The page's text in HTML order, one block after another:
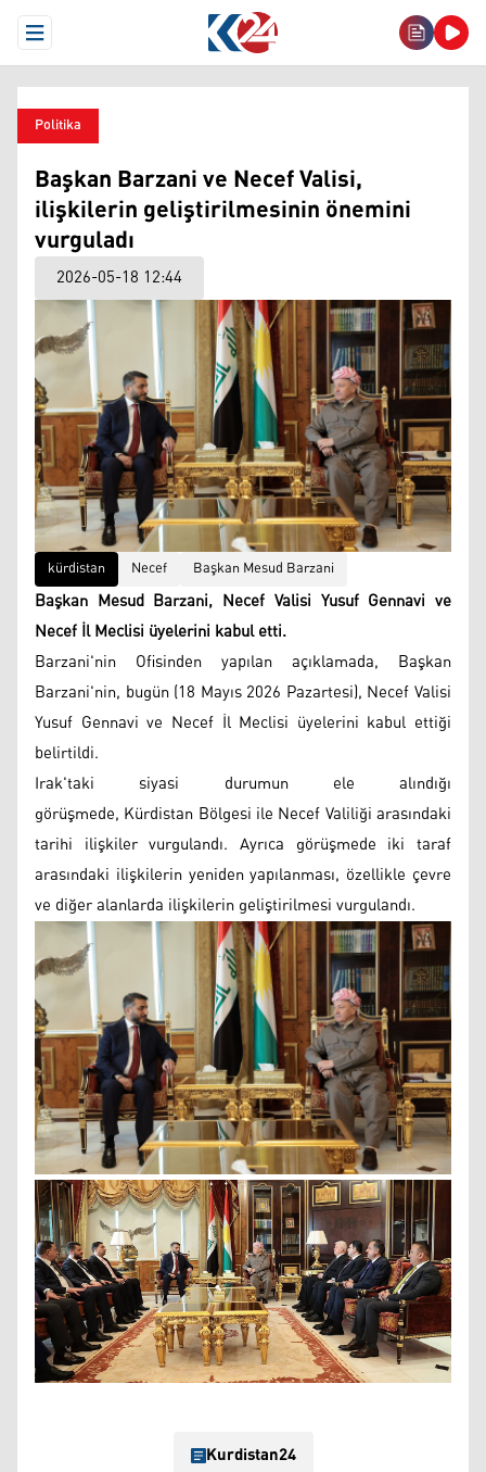
Open Menu
Politika
Başkan Barzani ve Necef Valisi,
ilişkilerin geliştirilmesinin önemini
vurguladı
2026-05-18 12:44
kürdistan Necef Başkan Mesud Barzani
Başkan Mesud Barzani, Necef Valisi Yusuf Gennavi ve
Necef İl Meclisi üyelerini kabul etti.
Barzani'nin Ofisinden yapılan açıklamada, Başkan
Barzani'nin, bugün (18 Mayıs 2026 Pazartesi), Necef Valisi
Yusuf Gennavi ve Necef İl Meclisi üyelerini kabul ettiği
belirtildi.
Irak'taki siyasi durumun ele alındığı
görüşmede, Kürdistan Bölgesi ile Necef Valiliği arasındaki
tarihi ilişkiler vurgulandı. Ayrıca görüşmede iki taraf
arasındaki ilişkilerin yeniden yapılanması, özellikle çevre
ve diğer alanlarda ilişkilerin geliştirilmesi vurgulandı.
Kurdistan24